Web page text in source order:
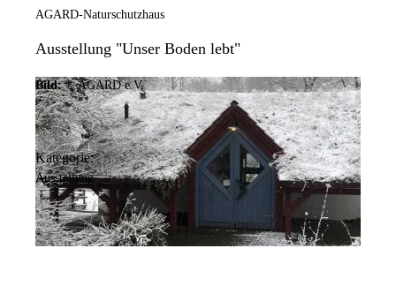
AGARD-Naturschutzhaus
Ausstellung "Unser Boden lebt"
Bild: © AGARD e.V.
Kategorie:
Ausstellung